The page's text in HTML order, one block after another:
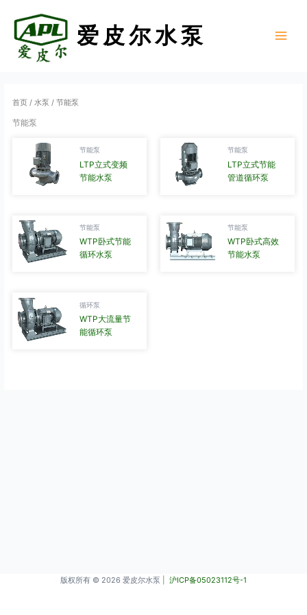
爱皮尔水泵
首页 /水泵 / 节能泵
节能泵
节能泵
LTP立式变频
节能水泵
节能泵
LTP立式节能
管道循环泵
节能泵
WTP卧式节能
循环水泵
节能泵
WTP卧式高效
节能水泵
循环泵
WTP大流量节
能循环泵
版权所有 © 2026 爱皮尔水泵 | 沪ICP备05023112号-1